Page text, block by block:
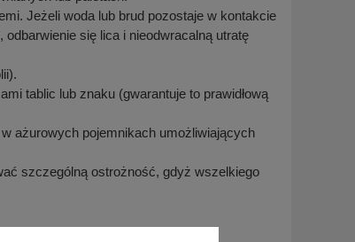
Jeżeli woda lub brud pozostaje w kontakcie
się lica i nieodwracalną utratę
tablic lub znaku (gwarantuje to prawidłową
ażurowych pojemnikach umożliwiających
szczególną ostrożność, gdyż wszelkiego